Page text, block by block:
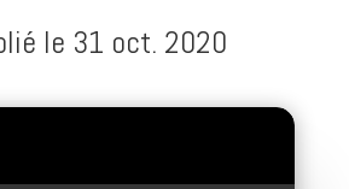
le 31 oct. 2020